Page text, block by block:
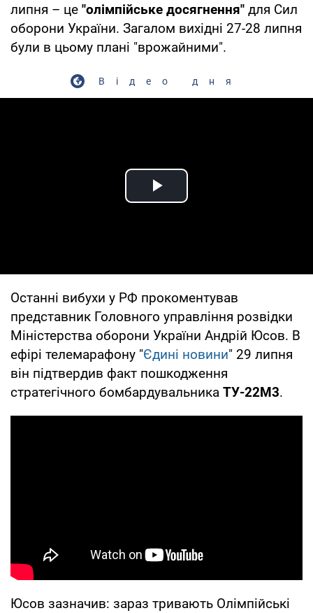
липня – це "олімпійське досягнення" для Сил
оборони України. Загалом вихідні 27-28 липня
були в цьому плані "врожайними".
Відео дня
Play Video
Останні вибухи у РФ прокоментував
представник Головного управління розвідки
Міністерства оборони України Андрій Юсов. В
ефірі телемарафону "Єдині новини" 29 липня
він підтвердив факт пошкодження
стратегічного бомбардувальника ТУ-22М3.
Юсов зазначив: зараз тривають Олімпійські